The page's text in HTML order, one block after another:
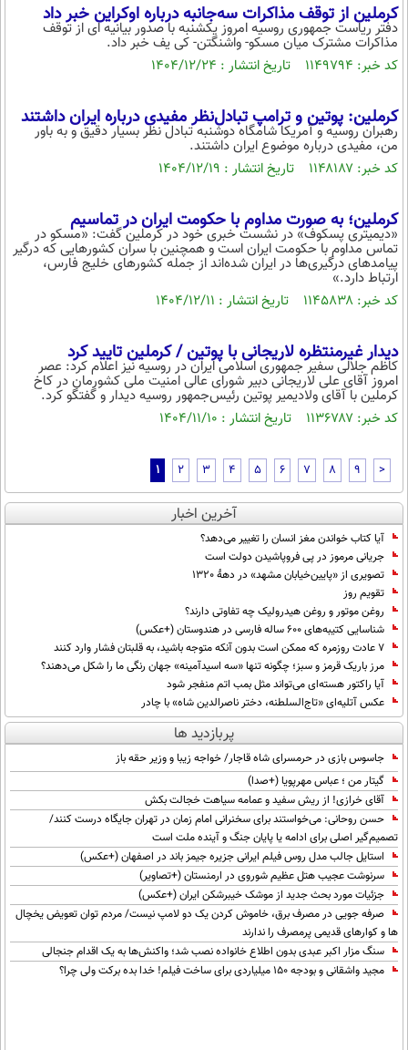
کرملین از توقف مذاکرات سه‌جانبه درباره اوکراین خبر داد
دفتر ریاست جمهوری روسیه امروز یکشنبه با صدور بیانیه ای از توقف
مذاکرات مشترک میان مسکو- واشنگتن- کی یف خبر داد.
کد خبر: ۱۱۴۹۷۹۴ تاریخ انتشار : ۱۴۰۴/۱۲/۲۴
کرملین: پوتین و ترامپ تبادل‌نظر مفیدی درباره ایران داشتند
رهبران روسیه و آمریکا شامگاه دوشنبه تبادل نظر بسیار دقیق و به باور
من، مفیدی درباره موضوع ایران داشتند.
کد خبر: ۱۱۴۸۱۸۷ تاریخ انتشار : ۱۴۰۴/۱۲/۱۹
کرملین؛ به صورت مداوم با حکومت ایران در تماسیم
«دیمیتری پسکوف» در نشست خبری خود در کرملین گفت: «مسکو در
تماس مداوم با حکومت ایران است و همچنین با سران کشورهایی که درگیر
پیامدهای درگیری‌ها در ایران شده‌اند از جمله کشورهای خلیج فارس،
ارتباط دارد.»
کد خبر: ۱۱۴۵۸۳۸ تاریخ انتشار : ۱۴۰۴/۱۲/۱۱
دیدار غیرمنتظره لاریجانی با پوتین / کرملین تایید کرد
کاظم جلالی سفیر جمهوری اسلامی ایران در روسیه نیز اعلام کرد: عصر
امروز آقای علی لاریجانی دبیر شورای عالی امنیت ملی کشورمان در کاخ
کرملین با آقای ولادیمیر پوتین رئیس‌جمهور روسیه دیدار و گفتگو کرد.
کد خبر: ۱۱۳۶۷۸۷ تاریخ انتشار : ۱۴۰۴/۱۱/۱۰
1 2 3 4 5 6 7 8 9 >
آخرین اخبار
آیا کتاب خواندن مغز انسان را تغییر می‌دهد؟
جریانی مرموز در پی فروپاشیدن دولت است
تصویری از «پایین‌خیابان مشهد» در دهۀ 1320
تقویم روز
روغن موتور و روغن هیدرولیک چه تفاوتی دارند؟
شناسایی کتیبه‌های ۶۰۰ ساله فارسی در هندوستان (+عکس)
۷ عادت روزمره که ممکن است بدون آنکه متوجه باشید، به قلبتان فشار وارد کنند
مرز باریک قرمز و سبز؛ چگونه تنها «سه اسیدآمینه» جهان رنگی ما را شکل می‌دهند؟
آیا راکتور هسته‌ای می‌تواند مثل بمب اتم منفجر شود
عکس آتلیه‌ای «تاج‌السلطنه، دختر ناصرالدین شاه» با چادر
پربازدید ها
جاسوس بازی در حرمسرای شاه قاجار/ خواجه زیبا و وزیر حقه باز
گیتار من ؛ عباس مهرپویا (+صدا)
آقای خرازی! از ریش سفید و عمامه سیاهت خجالت بکش
حسن روحانی: می‌خواستند برای سخنرانی امام زمان در تهران جایگاه درست کنند/
تصمیم‌گیر اصلی برای ادامه یا پایان جنگ و آینده ملت است
استایل جالب مدل روس فیلم ایرانی جزیره جیمز باند در اصفهان (+عکس)
سرنوشت عجیب هتل عظیم شوروی در ارمنستان (+تصاویر)
جزئیات مورد بحث جدید از موشک خیبرشکن ایران (+عکس)
صرفه جویی در مصرف برق، خاموش کردن یک دو لامپ نیست/ مردم توان تعویض یخچال
ها و کوارهای قدیمی پرمصرف را ندارند
سنگ مزار اکبر عبدی بدون اطلاع خانواده نصب شد؛ واکنش‌ها به یک اقدام جنجالی
مجید واشقانی و بودجه 150 میلیاردی برای ساخت فیلم! خدا بده برکت ولی چرا؟